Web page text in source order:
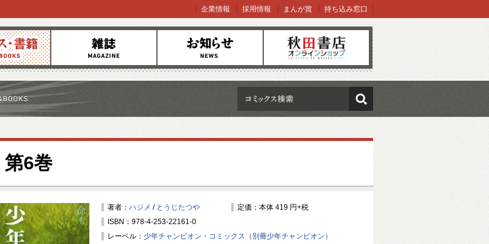
雑誌 お知らせ オンラインショップ
企業情報 採用情報 まんが賞 持ち込み窓口
検索
第6巻
著者： ハジメ / とうじたつや
定価：本体 419 円+税
ISBN：978-4-253-22161-0
レーベル： 少年チャンピオン・コミックス（別冊少年チャンピオン）